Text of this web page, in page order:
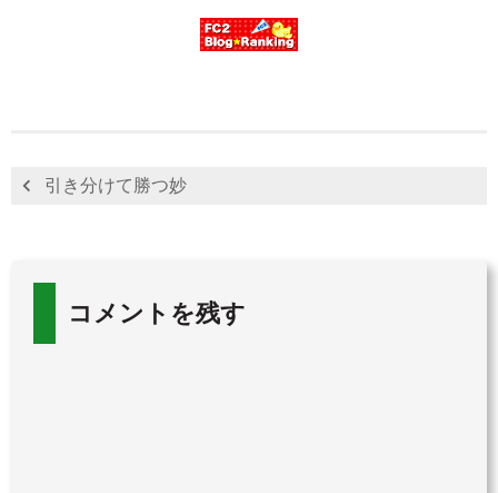
引き分けて勝つ妙
コメントを残す